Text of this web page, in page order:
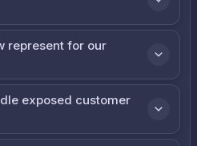
represent for our
exposed customer